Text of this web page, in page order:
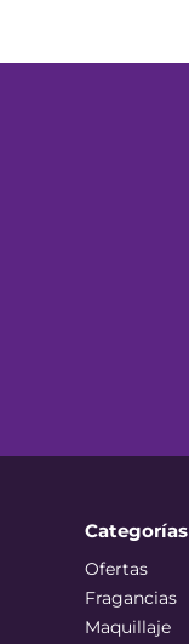
Categorías
Ofertas
Fragancias
Maquillaje